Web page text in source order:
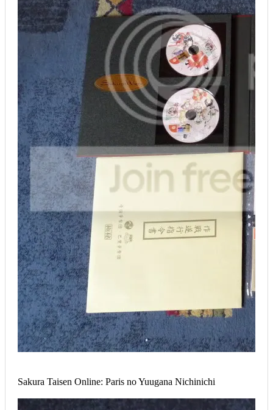
Sakura Taisen Online: Paris no Yuugana Nichinichi